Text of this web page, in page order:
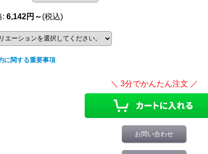
: 6,142円～(税込)
に関する重要事項
お問い合わせ